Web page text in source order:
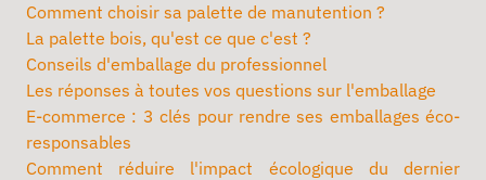
Comment choisir sa palette de manutention ?
La palette bois, qu'est ce que c'est ?
Conseils d'emballage du professionnel
Les réponses à toutes vos questions sur l'emballage
E-commerce : 3 clés pour rendre ses emballages éco-
responsables
Comment réduire l'impact écologique du dernier